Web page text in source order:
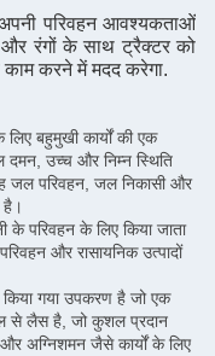
परिवहन आवश्यकताओं
और रंगों के साथ ट्रैक्टर को
करने में मदद करेगा.
बहुमुखी कार्यों की एक
दमन, उच्च और निम्न स्थिति
जल परिवहन, जल निकासी और
है।
के परिवहन के लिए किया जाता
और रासायनिक उत्पादों
गया उपकरण है जो एक
से लैस है, जो कुशल प्रदान
अग्निशमन जैसे कार्यों के लिए